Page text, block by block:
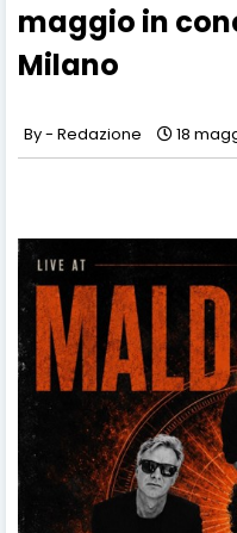
maggio in
Milano
Redazione 18